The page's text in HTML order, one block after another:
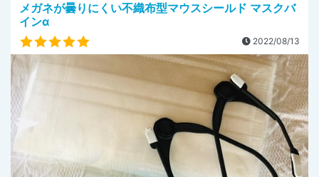
メガネが曇りにくい不織布型マウスシールド マスクバ
インα
2022/08/13